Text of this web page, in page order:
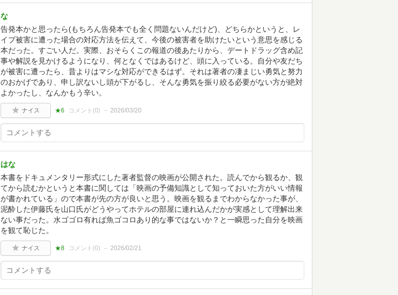
な
告発本かと思ったら(もちろん告発本でも全く問題ないんだけど)、どちらかというと、レ
イプ被害に遭った場合の対応方法を伝えて、今後の被害者を助けたいという意思を感じる
本だった。すごい人だ。実際、おそらくこの報道の後あたりから、デートドラッグ含め記
事や解説を見かけるようになり、何となくではあるけど、頭に入っている。自分や友だち
が被害に遭ったら、昔よりはマシな対応ができるはず。それは著者の凄まじい勇気と努力
のおかげであり、申し訳ないし頭が下がるし、そんな勇気を振り絞る必要がない方が絶対
よかったし、なんかもう辛い。
ナイス ★6 コメント(0) 2026/03/20
はな
本書をドキュメンタリー形式にした著者監督の映画が公開された。読んでから観るか、観
てから読むかというと本書に関しては「映画の予備知識として知っておいた方がいい情報
が書かれている」ので本書が先の方が良いと思う。映画を観るまでわからなかった事が、
泥酔した伊藤氏を山口氏がどうやってホテルの部屋に連れ込んだかが実感として理解出来
ない事だった。水ゴゴロ有れば魚ゴコロあり的な事ではないか？と一瞬思った自分を映画
を観て恥じた。
ナイス ★8 コメント(0) 2026/02/21